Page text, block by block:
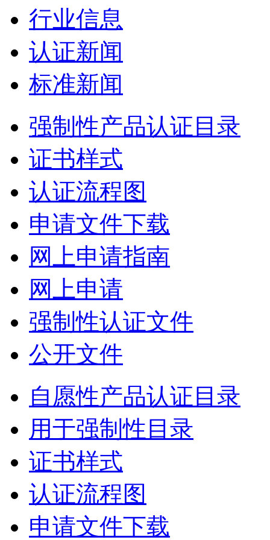
行业信息
认证新闻
标准新闻
强制性产品认证目录
证书样式
认证流程图
申请文件下载
网上申请指南
网上申请
强制性认证文件
公开文件
自愿性产品认证目录
用于强制性目录
证书样式
认证流程图
申请文件下载